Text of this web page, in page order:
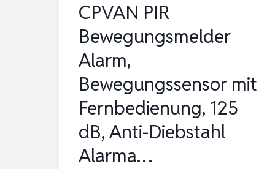
CPVAN PIR
Bewegungsmelder
Alarm,
Bewegungssensor mit
Fernbedienung, 125
dB, Anti-Diebstahl
Alarma…